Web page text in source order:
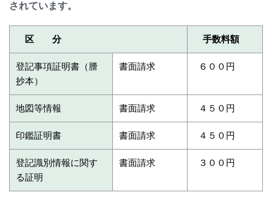
されています。
区 分 手数料額
登記事項証明書（謄
抄本）
書面請求 ６００円
地図等情報 書面請求 ４５０円
印鑑証明書 書面請求 ４５０円
登記識別情報に関す
る証明
書面請求 ３００円